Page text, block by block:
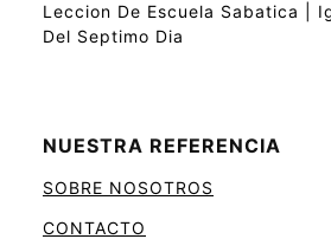
Leccion De Escuela Sabatica |
Del Septimo Dia
NUESTRA REFERENCIA
SOBRE NOSOTROS
CONTACTO